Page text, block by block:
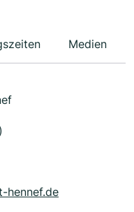
Medien
hennef.de